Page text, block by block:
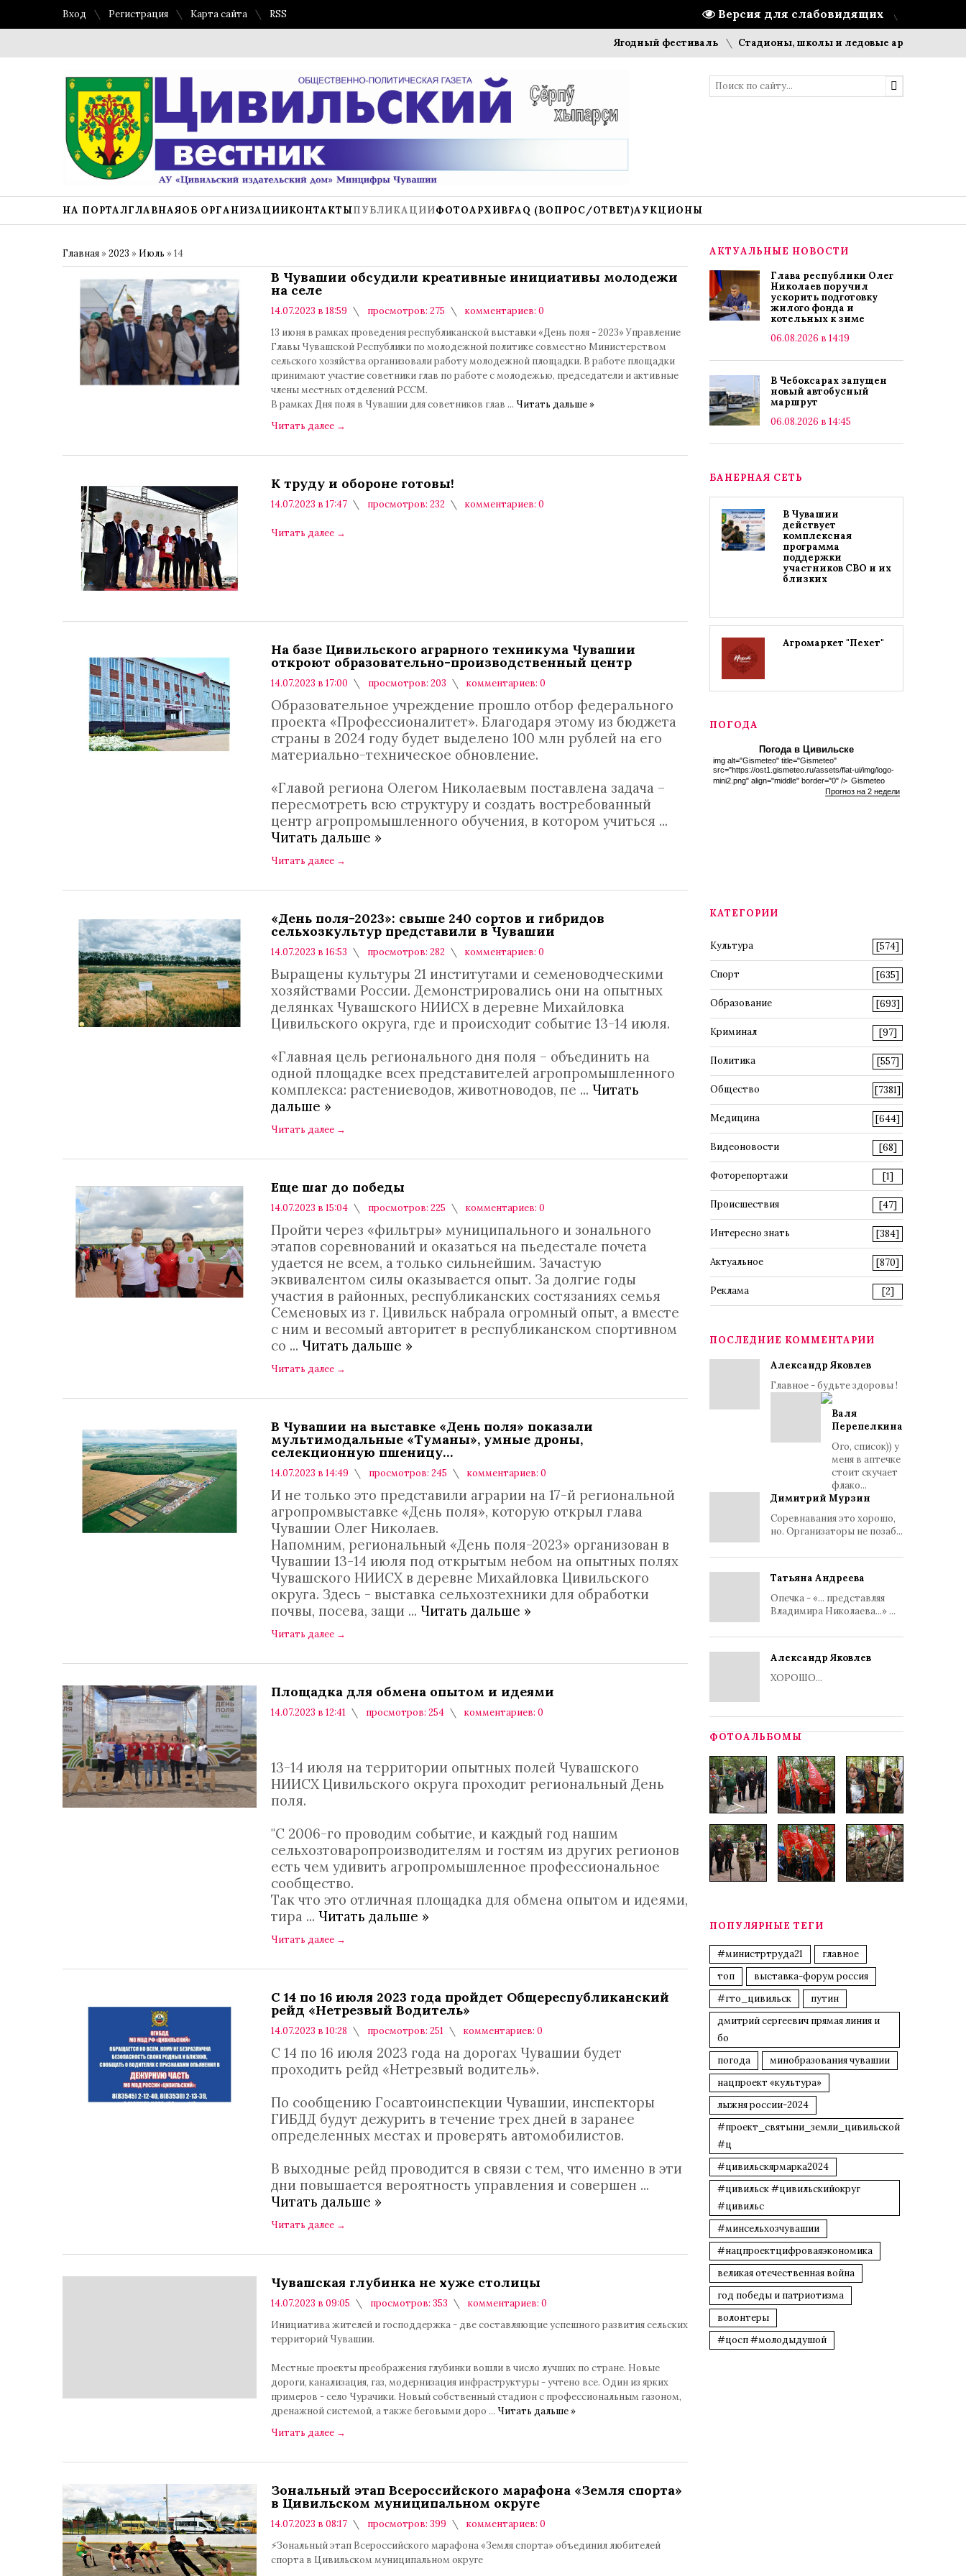
Версия для слабовидящих
Вход Регистрация Карта сайта RSS
Ягодный фестиваль Стадионы, школы и ледовые арены: что строит
НА ПОРТАЛГЛАВНАЯОБ ОРГАНИЗАЦИИКОНТАКТЫПУБЛИКАЦИИФОТОАРХИВFAQ (ВОПРОС/ОТВЕТ)АУКЦИОНЫ
Главная »2023 » Июль »14
В Чувашии обсудили креативные инициативы молодежи
на селе
14.07.2023 в 18:59 просмотров: 275
комментариев: 0
13 июня в рамках проведения республиканской выставки «День поля - 2023» Управление
Главы Чувашской Республики по молодежной политике совместно Министерством
сельского хозяйства организовали работу молодежной площадки. В работе площадки
принимают участие советники глав по работе с молодежью, председатели и активные
члены местных отделений РССМ.
В рамках Дня поля в Чувашии для советников глав ... Читать дальше »
Читать далее →
К труду и обороне готовы!
14.07.2023 в 17:47 просмотров: 232 комментариев: 0
Читать далее →
На базе Цивильского аграрного техникума Чувашии
откроют образовательно-производственный центр
14.07.2023 в 17:00 просмотров: 203 комментариев: 0
Образовательное учреждение прошло отбор федерального
проекта «Профессионалитет». Благодаря этому из бюджета
страны в 2024 году будет выделено 100 млн рублей на его
материально-техническое обновление.
«Главой региона Олегом Николаевым поставлена задача –
пересмотреть всю структуру и создать востребованный
центр агропромышленного обучения, в котором учиться ...
Читать дальше »
Читать далее →
«День поля-2023»: свыше 240 сортов и гибридов
сельхозкультур представили в Чувашии
14.07.2023 в 16:53 просмотров: 282 комментариев: 0
Выращены культуры 21 институтами и семеноводческими
хозяйствами России. Демонстрировались они на опытных
делянках Чувашского НИИСХ в деревне Михайловка
Цивильского округа, где и происходит событие 13-14 июля.
«Главная цель регионального дня поля – объединить на
одной площадке всех представителей агропромышленного
комплекса: растениеводов, животноводов, пе ... Читать
дальше »
Читать далее →
Еще шаг до победы
14.07.2023 в 15:04 просмотров: 225 комментариев: 0
Пройти через «фильтры» муниципального и зонального
этапов соревнований и оказаться на пьедестале почета
удается не всем, а только сильнейшим. Зачастую
эквивалентом силы оказывается опыт. За долгие годы
участия в районных, республиканских состязаниях семья
Семеновых из г. Цивильск набрала огромный опыт, а вместе
с ним и весомый авторитет в республиканском спортивном
со ... Читать дальше »
Читать далее →
В Чувашии на выставке «День поля» показали
мультимодальные «Туманы», умные дроны,
селекционную пшеницу…
14.07.2023 в 14:49 просмотров: 245 комментариев: 0
И не только это представили аграрии на 17-й региональной
агропромвыставке «День поля», которую открыл глава
Чувашии Олег Николаев.
Напомним, региональный «День поля-2023» организован в
Чувашии 13-14 июля под открытым небом на опытных полях
Чувашского НИИСХ в деревне Михайловка Цивильского
округа. Здесь - выставка сельхозтехники для обработки
почвы, посева, защи ... Читать дальше »
Читать далее →
Площадка для обмена опытом и идеями
14.07.2023 в 12:41 просмотров: 254 комментариев: 0
13-14 июля на территории опытных полей Чувашского
НИИСХ Цивильского округа проходит региональный День
поля.
"С 2006-го проводим событие, и каждый год нашим
сельхозтоваропроизводителям и гостям из других регионов
есть чем удивить агропромышленное профессиональное
сообщество.
Так что это отличная площадка для обмена опытом и идеями,
тира ... Читать дальше »
Читать далее →
С 14 по 16 июля 2023 года пройдет Общереспубликанский
рейд «Нетрезвый Водитель»
14.07.2023 в 10:28 просмотров: 251 комментариев: 0
С 14 по 16 июля 2023 года на дорогах Чувашии будет
проходить рейд «Нетрезвый водитель».
По сообщению Госавтоинспекции Чувашии, инспекторы
ГИБДД будут дежурить в течение трех дней в заранее
определенных местах и проверять автомобилистов.
В выходные рейд проводится в связи с тем, что именно в эти
дни повышается вероятность управления и совершен ...
Читать дальше »
Читать далее →
Чувашская глубинка не хуже столицы
14.07.2023 в 09:05 просмотров: 353
комментариев: 0
Инициатива жителей и господдержка - две составляющие успешного развития сельских
территорий Чувашии.
Местные проекты преображения глубинки вошли в число лучших по стране. Новые
дороги, канализация, газ, модернизация инфраструктуры - учтено все. Один из ярких
примеров - село Чурачики. Новый собственный стадион с профессиональным газоном,
дренажной системой, а также беговыми доро ... Читать дальше »
Читать далее →
Зональный этап Всероссийского марафона «Земля спорта»
в Цивильском муниципальном округе
14.07.2023 в 08:17 просмотров: 399
комментариев: 0
⚡Зональный этап Всероссийского марафона «Земля спорта» объединил любителей
спорта в Цивильском муниципальном округе
АКТУАЛЬНЫЕ НОВОСТИ
Глава республики Олег
Николаев поручил
ускорить подготовку
жилого фонда и
котельных к зиме
06.08.2026 в 14:19
В Чебоксарах запущен
новый автобусный
маршрут
06.08.2026 в 14:45
БАНЕРНАЯ СЕТЬ
В Чувашии
действует
комплексная
программа
поддержки
участников СВО и их
близких
Агромаркет "Пехет"
ПОГОДА
Погода в Цивильске
img alt="Gismeteo" title="Gismeteo"
src="https://ost1.gismeteo.ru/assets/flat-ui/img/logo-
mini2.png" align="middle" border="0" /> Gismeteo
Прогноз на 2 недели
КАТЕГОРИИ
Культура [574]
Спорт [635]
Образование [693]
Криминал [97]
Политика [557]
Общество [7381]
Медицина [644]
Видеоновости [68]
Фоторепортажи [1]
Происшествия [47]
Интересно знать [384]
Актуальное [870]
Реклама [2]
ПОСЛЕДНИЕ КОММЕНТАРИИ
Александр Яковлев
Главное - будьте здоровы !
Валя
Перепелкина
Ого, список)) у
меня в аптечке
стоит скучает
флако...
Димитрий Мурзин
Соревнавания это хорошо,
но. Организаторы не позаб...
Татьяна Андреева
Опечка - «... представляя
Владимира Николаева...» ...
Александр Яковлев
ХОРОШО...
ФОТОАЛЬБОМЫ
ПОПУЛЯРНЫЕ ТЕГИ
#министртруда21
главное
топ
выставка-форум россия
#гто_цивильск
путин
дмитрий сергеевич прямая линия и
бо
погода
минобразования чувашии
нацпроект «культура»
лыжня россии-2024
#проект_святыни_земли_цивильской
#ц
#цивильскярмарка2024
#цивильск #цивильскийокруг
#цивильс
#минсельхозчувашии
#нацпроектцифроваяэкономика
великая отечественная война
год победы и патриотизма
волонтеры
#цосп #молодыдушой